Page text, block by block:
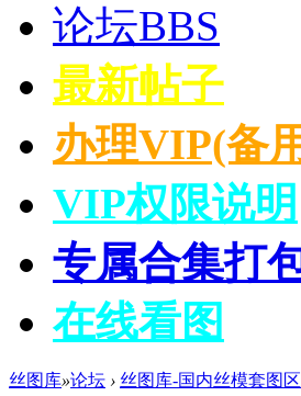
论坛BBS
最新帖子
办理VIP(备
VIP权限说明
专属合集打
在线看图
丝图库»论坛 › 丝图库-国内丝模套图区